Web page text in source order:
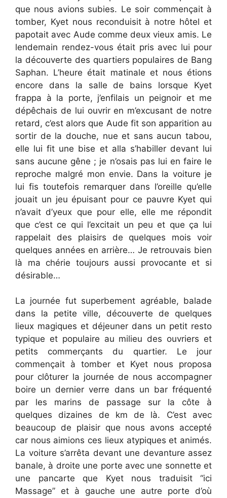
que nous avions subies. Le soir commençait à
tomber, Kyet nous reconduisit à notre hôtel et
papotait avec Aude comme deux vieux amis. Le
lendemain rendez-vous était pris avec lui pour
la découverte des quartiers populaires de Bang
Saphan. L’heure était matinale et nous étions
encore dans la salle de bains lorsque Kyet
frappa à la porte, j’enfilais un peignoir et me
dépêchais de lui ouvrir en m’excusant de notre
retard, c’est alors que Aude fit son apparition au
sortir de la douche, nue et sans aucun tabou,
elle lui fit une bise et alla s’habiller devant lui
sans aucune gêne ; je n’osais pas lui en faire le
reproche malgré mon envie. Dans la voiture je
lui fis toutefois remarquer dans l’oreille qu’elle
jouait un jeu épuisant pour ce pauvre Kyet qui
n’avait d’yeux que pour elle, elle me répondit
que c’est ce qui l’excitait un peu et que ça lui
rappelait des plaisirs de quelques mois voir
quelques années en arrière… Je retrouvais bien
là ma chérie toujours aussi provocante et si
désirable…
La journée fut superbement agréable, balade
dans la petite ville, découverte de quelques
lieux magiques et déjeuner dans un petit resto
typique et populaire au milieu des ouvriers et
petits commerçants du quartier. Le jour
commençait à tomber et Kyet nous proposa
pour clôturer la journée de nous accompagner
boire un dernier verre dans un bar fréquenté
par les marins de passage sur la côte à
quelques dizaines de km de là. C’est avec
beaucoup de plaisir que nous avons accepté
car nous aimions ces lieux atypiques et animés.
La voiture s’arrêta devant une devanture assez
banale, à droite une porte avec une sonnette et
une pancarte que Kyet nous traduisit “ici
Massage” et à gauche une autre porte d’où